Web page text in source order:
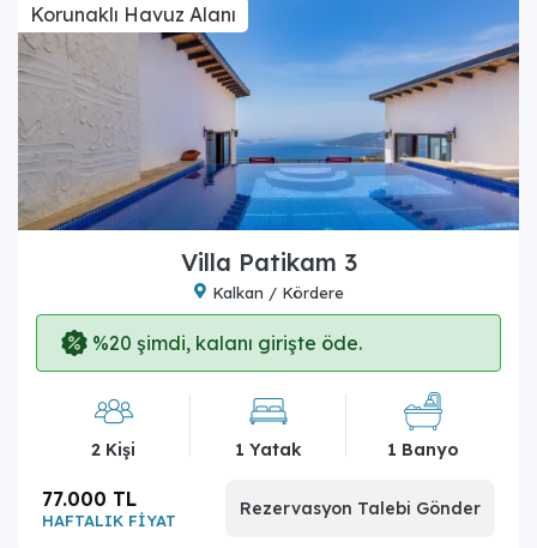
Korunaklı Havuz Alanı
Villa Patikam 3
Kalkan / Kördere
%20 şimdi, kalanı girişte öde.
2 Kişi 1 Yatak 1 Banyo
HAFTALIK FİYAT
77.000 TL Rezervasyon Talebi Gönder